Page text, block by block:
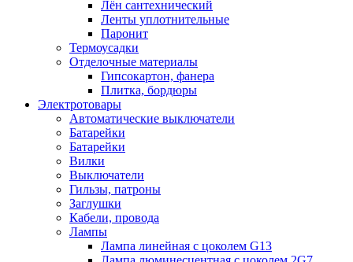
Лён сантехнический
Ленты уплотнительные
Паронит
Термоусадки
Отделочные материалы
Гипсокартон, фанера
Плитка, бордюры
Электротовары
Автоматические выключатели
Батарейки
Батарейки
Вилки
Выключатели
Гильзы, патроны
Заглушки
Кабели, провода
Лампы
Лампа линейная с цоколем G13